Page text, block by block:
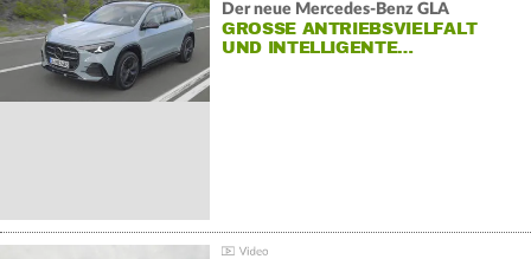
Der neue Mercedes-Benz GLA
GROSSE ANTRIEBSVIELFALT U
ND INTELLIGENTE…